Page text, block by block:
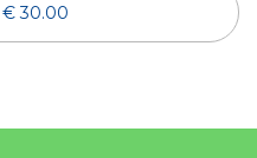
€ 30.00